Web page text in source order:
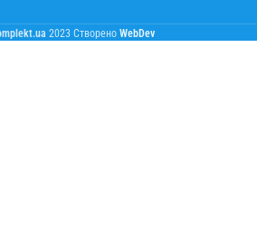
2023 Створено WebDev